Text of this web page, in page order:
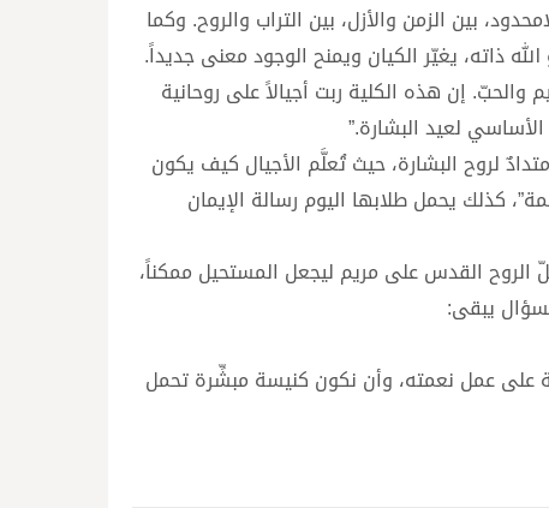
بين الزمن والأزل، بين التراب والروح. وكما
ذاته، يغيّر الكيان ويمنح الوجود معنى جديداً.
إن هذه الكلية ربت أجيالاً على روحانية
لعيد البشارة.”
لروح البشارة، حيث تُعلَّم الأجيال كيف يكون
كذلك يحمل طلابها اليوم رسالة الإيمان
الروح القدس على مريم ليجعل المستحيل ممكناً،
يبقى:
على عمل نعمته، وأن نكون كنيسة مبشِّرة تحمل